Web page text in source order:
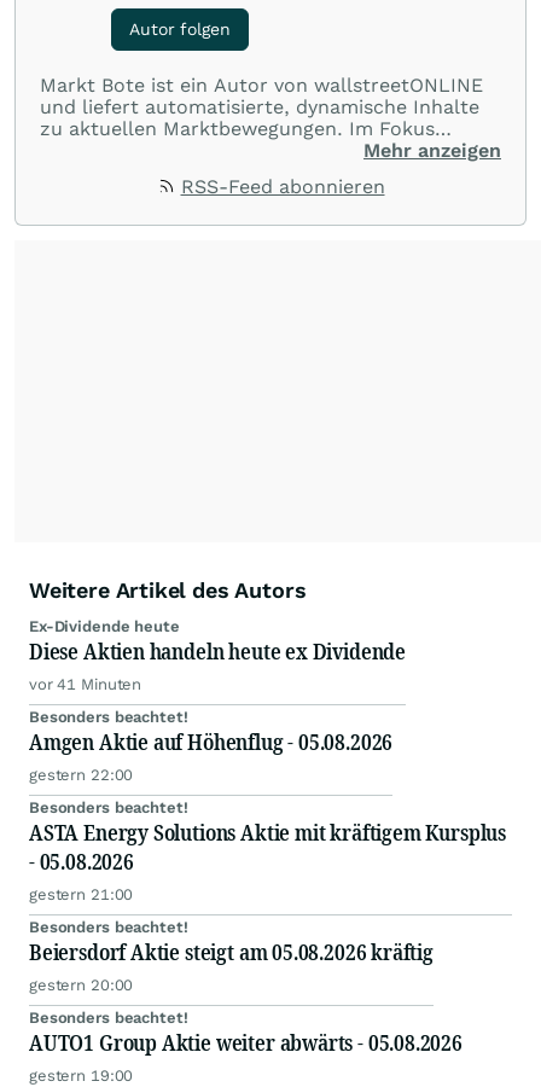
Autor folgen
Markt Bote ist ein Autor von wallstreetONLINE
und liefert automatisierte, dynamische Inhalte
zu aktuellen Marktbewegungen. Im Fokus
stehen Tops und Flops, Branchentrends und
Rohstoffe oder Krypto – die Beiträge sind kurz,
Mehr anzeigen
RSS-Feed abonnieren
Weitere Artikel des Autors
Ex-Dividende heute
Diese Aktien handeln heute ex Dividende
vor 41 Minuten
Besonders beachtet!
Amgen Aktie auf Höhenflug - 05.08.2026
gestern 22:00
Besonders beachtet!
ASTA Energy Solutions Aktie mit kräftigem Kursplus
- 05.08.2026
gestern 21:00
Besonders beachtet!
Beiersdorf Aktie steigt am 05.08.2026 kräftig
gestern 20:00
Besonders beachtet!
AUTO1 Group Aktie weiter abwärts - 05.08.2026
gestern 19:00